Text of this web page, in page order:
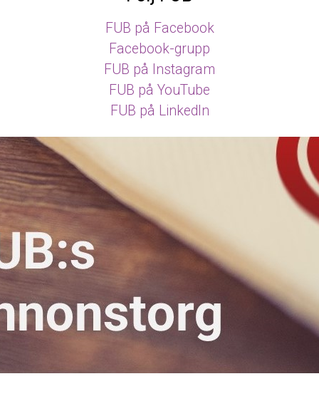
FUB på Facebook
Facebook-grupp
FUB på Instagram
FUB på YouTube
FUB på LinkedIn